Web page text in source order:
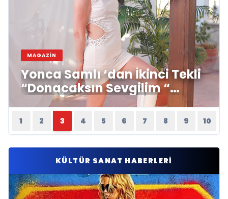
MAGAZIN
Yonca Samlı ‘dan İkinci Tekli
“Donacaksın Sevgilim “
yayımlandı
1 2 3 4 5 6 7 8 9 10
KÜLTÜR SANAT HABERLERI